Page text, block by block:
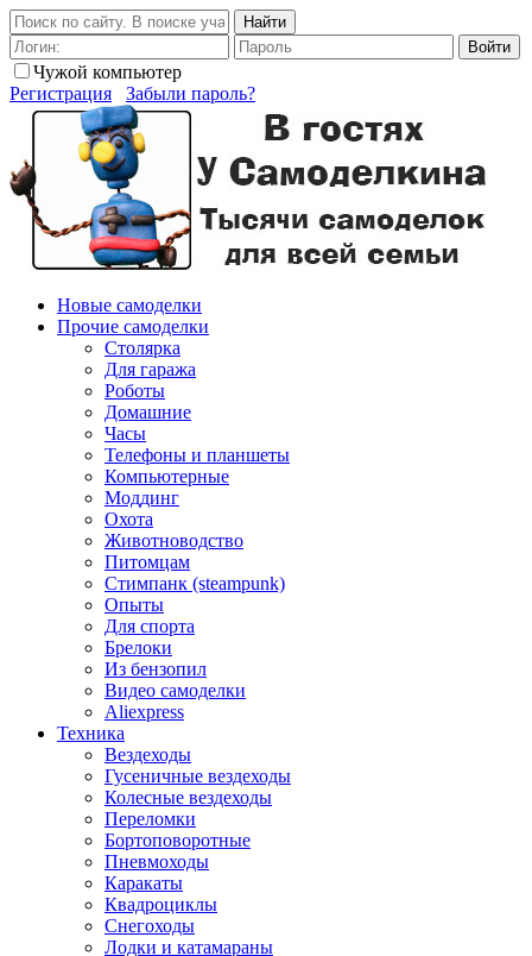
Найти
Войти
Чужой компьютер
Регистрация
Забыли пароль?
Новые самоделки
Прочие самоделки
Столярка
Для гаража
Роботы
Домашние
Часы
Телефоны и планшеты
Компьютерные
Моддинг
Охота
Животноводство
Питомцам
Стимпанк (steampunk)
Опыты
Для спорта
Брелоки
Из бензопил
Видео самоделки
Aliexpress
Техника
Вездеходы
Гусеничные вездеходы
Колесные вездеходы
Переломки
Бортоповоротные
Пневмоходы
Каракаты
Квадроциклы
Снегоходы
Лодки и катамараны